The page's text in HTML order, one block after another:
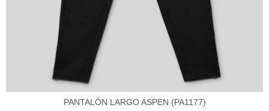
PANTALÓN LARGO ASPEN (PA1177)